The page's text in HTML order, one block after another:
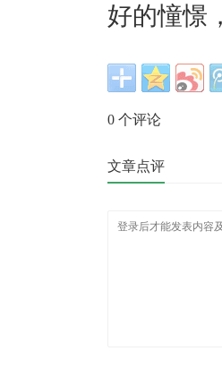
好的憧憬
0 个评论
文章点评